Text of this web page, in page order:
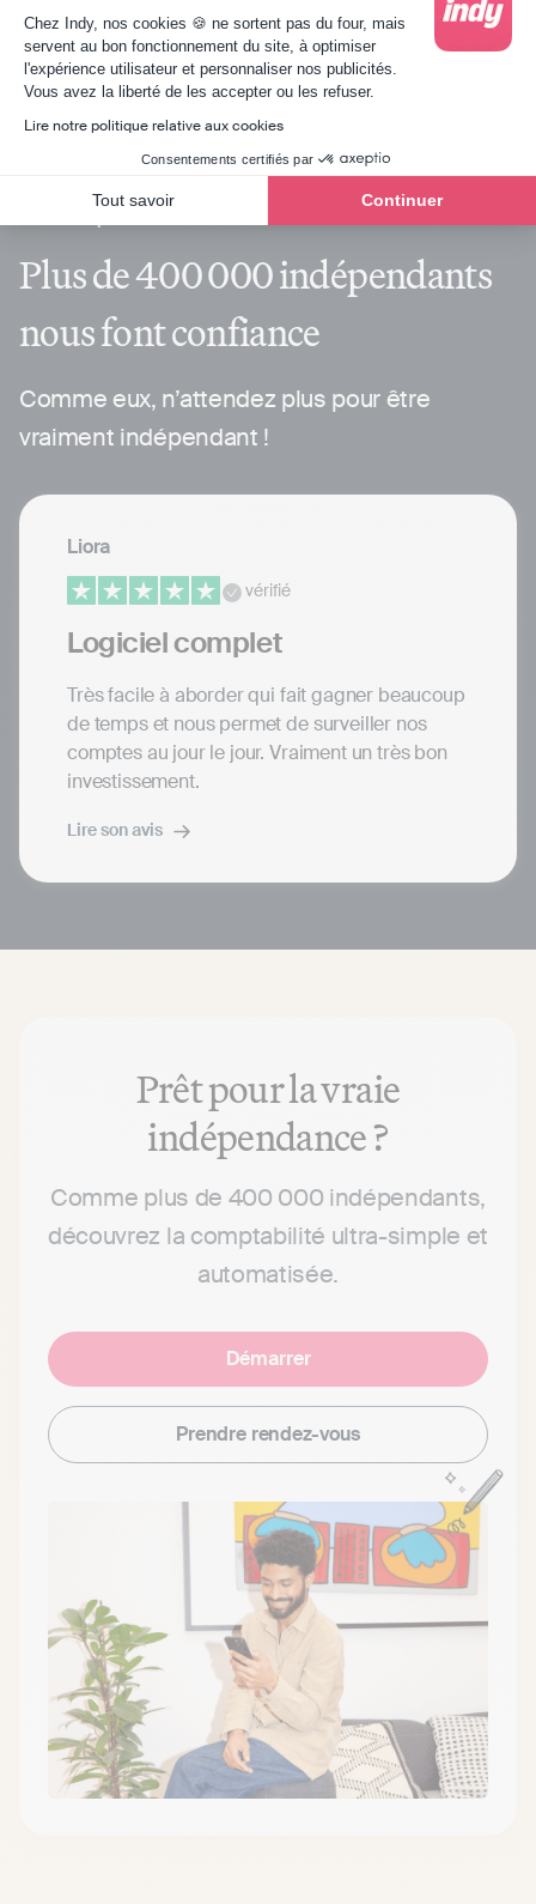
Plateforme de Gestion du Consentement :
Chez Indy, nos cookies 🍪 ne sortent pas du four, mais
servent au bon fonctionnement du site, à optimiser
l'expérience utilisateur et personnaliser nos publicités.
Vous avez la liberté de les accepter ou les refuser.
Lire notre politique relative aux cookies
Consentements certifiés par
Tout savoir Continuer
Axeptio consent
Plus de 400 000 indépendants
nous font confiance
Comme eux, n’attendez plus pour être
vraiment indépendant !
Liora
vérifié
Logiciel complet
Très facile à aborder qui fait gagner beaucoup
de temps et nous permet de surveiller nos
comptes au jour le jour. Vraiment un très bon
investissement.
Lire son avis
Prêt pour la vraie
indépendance ?
Comme plus de 400 000 indépendants,
découvrez la comptabilité ultra-simple et
automatisée.
Démarrer
Prendre rendez-vous